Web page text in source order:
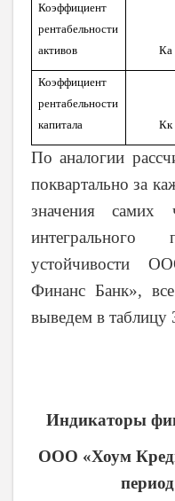
Коэффициент
рентабельности
активов
Ка
Коэффициент
рентабельности
капитала
Кк
По аналогии
поквартально за
значения самих
интегрального
устойчивости
Финанс Банк»,
выведем в таблицу
Индикаторы
ООО «Хоум